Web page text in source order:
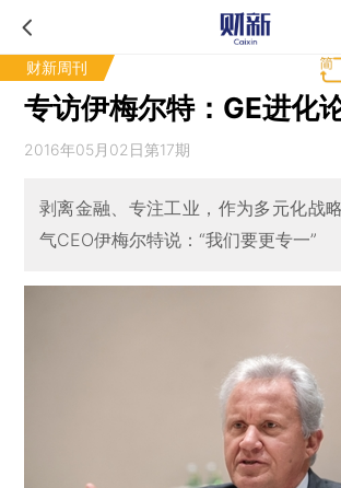
财新周刊
专访伊梅尔特：GE进化
2016年05月02日第17期
剥离金融、专注工业，作为多元化战
气CEO伊梅尔特说：“我们要更专一”